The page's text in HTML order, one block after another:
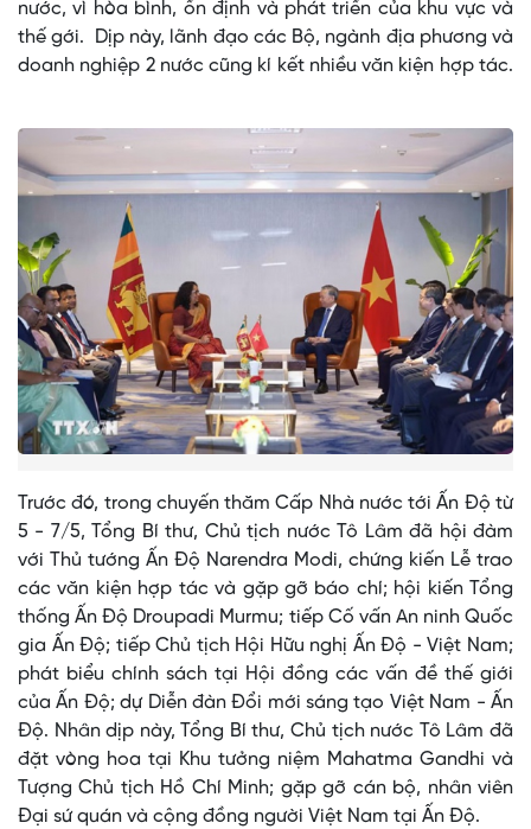
nước, vì hòa bình, ổn định và phát triển của khu vực và
thế gới. Dịp này, lãnh đạo các Bộ, ngành địa phương và
doanh nghiệp 2 nước cũng kí kết nhiều văn kiện hợp tác.
Trước đó, trong chuyến thăm Cấp Nhà nước tới Ấn Độ từ
5 - 7/5, Tổng Bí thư, Chủ tịch nước Tô Lâm đã hội đàm
với Thủ tướng Ấn Độ Narendra Modi, chứng kiến Lễ trao
các văn kiện hợp tác và gặp gỡ báo chí; hội kiến Tổng
thống Ấn Độ Droupadi Murmu; tiếp Cố vấn An ninh Quốc
gia Ấn Độ; tiếp Chủ tịch Hội Hữu nghị Ấn Độ - Việt Nam;
phát biểu chính sách tại Hội đồng các vấn đề thế giới
của Ấn Độ; dự Diễn đàn Đổi mới sáng tạo Việt Nam - Ấn
Độ. Nhân dịp này, Tổng Bí thư, Chủ tịch nước Tô Lâm đã
đặt vòng hoa tại Khu tưởng niệm Mahatma Gandhi và
Tượng Chủ tịch Hồ Chí Minh; gặp gỡ cán bộ, nhân viên
Đại sứ quán và cộng đồng người Việt Nam tại Ấn Độ.